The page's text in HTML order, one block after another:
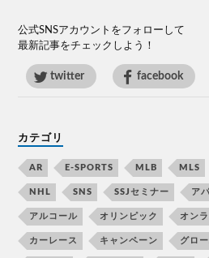
公式SNSアカウントをフォローして
最新記事をチェックしよう！
twitter facebook
カテゴリ
AR E-SPORTS MLB MLS
NHL SNS SSJセミナー ア
アルコール オリンピック オン
カーレース キャンペーン グロ